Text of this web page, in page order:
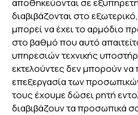
αποθηκεύονται σε
διαβιβάζονται στο
μπορεί να έχει το αρμόδιο
στο βαθμό που αυτό
υπηρεσιών τεχνικής
εκτελούντες δεν μπορούν
επεξεργασία των
τους έχουμε δώσει ρητή
διαβιβάζουν τα προσωπικά